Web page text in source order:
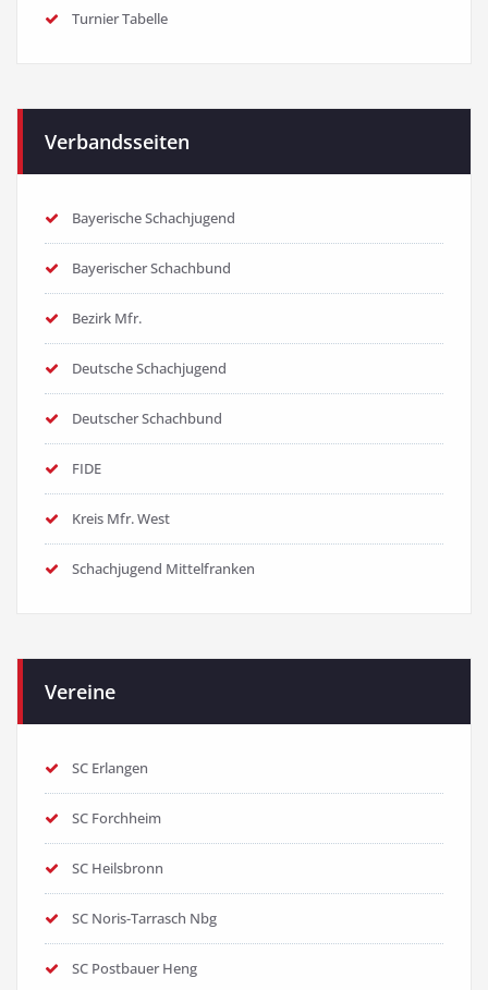
Turnier Tabelle
Verbandsseiten
Bayerische Schachjugend
Bayerischer Schachbund
Bezirk Mfr.
Deutsche Schachjugend
Deutscher Schachbund
FIDE
Kreis Mfr. West
Schachjugend Mittelfranken
Vereine
SC Erlangen
SC Forchheim
SC Heilsbronn
SC Noris-Tarrasch Nbg
SC Postbauer Heng